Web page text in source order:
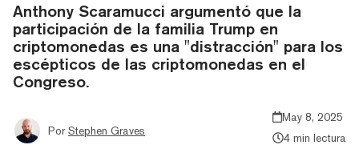
Anthony Scaramucci argumentó que la
participación de la familia Trump en
criptomonedas es una "distracción" para los
escépticos de las criptomonedas en el
Congreso.
Por Stephen Graves
May 8, 2025
4 min lectura